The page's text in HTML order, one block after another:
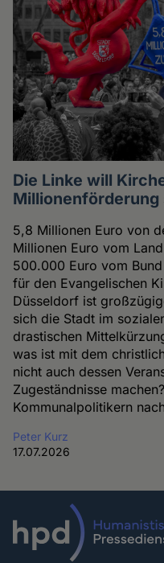
Die Linke will
Millionenförderung
5,8 Millionen Euro von
Millionen Euro vom
500.000 Euro vom
für den Evangelischen
Düsseldorf ist
sich die Stadt im
drastischen
was ist mit dem
nicht auch dessen
Zugeständnisse
Kommunalpolitikern
Peter Kurz
17.07.2026